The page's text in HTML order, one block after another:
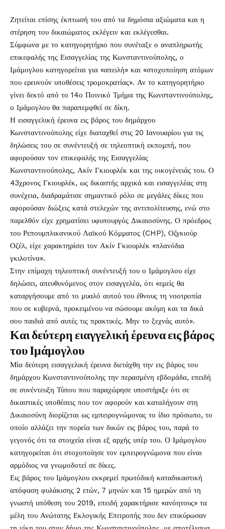
Ζητείται επίσης έκπτωσή του από τα δημόσια αξιώματα και η
στέρηση του δικαιώματος εκλέγειν και εκλέγεσθαι.
Σύμφωνα με το κατηγορητήριο που συνέταξε ο αναπληρωτής
επικεφαλής της Εισαγγελίας της Κωνσταντινούπολης, ο
Ιμάμογλου κατηγορείται για «απειλή» και «στοχοποίηση ατόμων
που ερευνούν υποθέσεις τρομοκρατίας». Αν το κατηγορητήριο
γίνει δεκτό από το 14ο Ποινικό Τμήμα της Κωνσταντινούπολης,
ο Ιμάμογλου θα παραπεμφθεί σε δίκη.
Η εισαγγελική έρευνα εις βάρος του δημάρχου
Κωνσταντινούπολης είχε διαταχθεί στις 20 Ιανουαρίου για τις
δηλώσεις του σε συνέντευξή σε τηλεοπτική εκπομπή, που
αφορούσαν τον επικεφαλής της Εισαγγελίας
Κωνσταντινούπολης, Ακίν Γκιουρλέκ και της οικογένειάς του. Ο
43χρονος Γκιουρλέκ, ως δικαστής αρχικά και εισαγγελέας στη
συνέχεια, διαδραμάτισε σημαντικό ρόλο σε μεγάλες δίκες που
αφορούσαν διώξεις κατά στελεχών της αντιπολίτευσης, ενώ στο
παρελθόν είχε χρηματίσει υφυπουργός Δικαιοσύνης. Ο πρόεδρος
του Ρεπουμπλικανικού Λαϊκού Κόμματος (CHP), Οζγκιούρ
Οζέλ, είχε χαρακτηρίσει τον Ακίν Γκιουρλέκ «πλανόδια
γκιλοτίνα».
Στην επίμαχη τηλεοπτική συνέντευξή του ο Ιμάμογλου είχε
δηλώσει, απευθυνόμενος στον εισαγγελέα, ότι «εμείς θα
καταργήσουμε από το μυαλό αυτού του έθνους τη νοοτροπία
που σε κυβερνά, προκειμένου να σώσουμε ακόμη και τα δικά
σου παιδιά από αυτές τις πρακτικές. Μην το ξεχνάς αυτό».
Και δεύτερη ειαγγελική έρευνα εις βάρος
του Ιμάμογλου
Μία δεύτερη εισαγγελική έρευνα διετάχθη την εις βάρος του
δημάρχου Κωνσταντινούπολης την περασμένη εβδομάδα, επειδή
σε συνέντευξη Τύπου που παραχώρησε υποστήριξε ότι σε
δικαστικές υποθέσεις που τον αφορούν και καταλήγουν στη
Δικαιοσύνη διορίζεται ως εμπειρογνώμονας το ίδιο πρόσωπο, το
οποίο αλλάζει την πορεία των δικών εις βάρος του, παρά το
γεγονός ότι τα στοιχεία είναι εξ αρχής υπέρ του. Ο Ιμάμογλου
κατηγορείται ότι στοχοποίησε τον εμπειρογνώμονα που είναι
αρμόδιος να γνωμοδοτεί σε δίκες.
Εις βάρος του Ιμάμογλου εκκρεμεί πρωτόδική καταδικαστική
απόφαση φυλάκισης 2 ετών, 7 μηνών και 15 ημερών από τη
γνωστή υπόθεση του 2019, επειδή χαρακτήρισε «ανόητους» τα
μέλη του Ανώτατης Εκλογικής Επιτροπής που δεν επικύρωσαν